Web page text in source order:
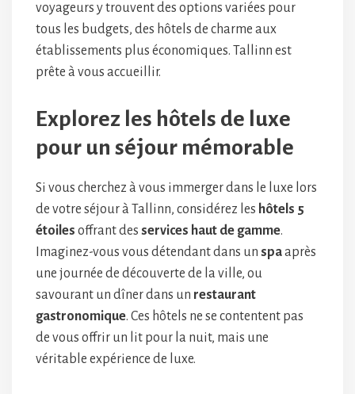
voyageurs y trouvent des options variées pour
tous les budgets, des hôtels de charme aux
établissements plus économiques. Tallinn est
prête à vous accueillir.
Explorez les hôtels de luxe
pour un séjour mémorable
Si vous cherchez à vous immerger dans le luxe lors
de votre séjour à Tallinn, considérez les hôtels 5
étoiles offrant des services haut de gamme.
Imaginez-vous vous détendant dans un spaaprès
une journée de découverte de la ville, ou
savourant un dîner dans un restaurant
gastronomique. Ces hôtels ne se contentent pas
de vous offrir un lit pour la nuit, mais une
véritable expérience de luxe.